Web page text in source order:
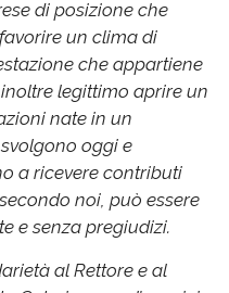
di posizione che
un clima di
che appartiene
legittimo aprire un
nate in un
oggi e
a ricevere contributi
noi, può essere
e senza pregiudizi.
al Rettore e al